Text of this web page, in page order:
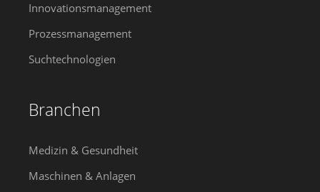
Innovationsmanagement
Prozessmanagement
Suchtechnologien
Branchen
Medizin & Gesundheit
Maschinen & Anlagen